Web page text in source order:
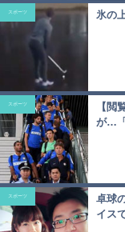
氷の
スポーツ
【閲
が…「
スポーツ
卓球
イス
スポーツ